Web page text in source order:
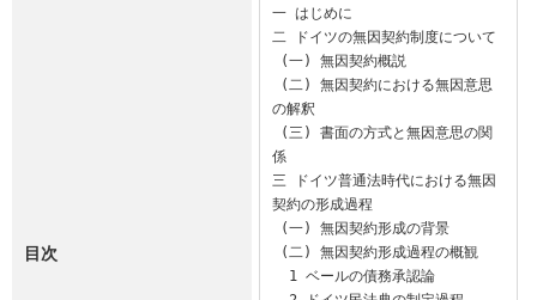
目次
一 はじめに
二 ドイツの無因契約制度について
の解釈
係
三 ドイツ普通法時代における無因
契約の形成過程